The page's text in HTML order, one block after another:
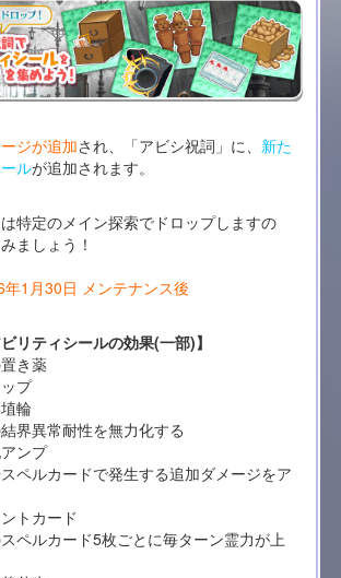
ジが追加され、「アビシ祝詞」に、 新た
ルが追加されます。
は特定のメイン探索でドロップしますの
ましょう！
年1月30日 メンテナンス後
リティシールの効果(一部)】
き薬
プ
輪
異常耐性を無力化する
ンプ
ルカードで発生する追加ダメージをア
トカード
ルカード5枚ごとに毎ターン霊力が上